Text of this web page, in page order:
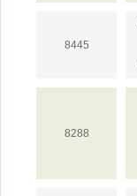
8445
8288